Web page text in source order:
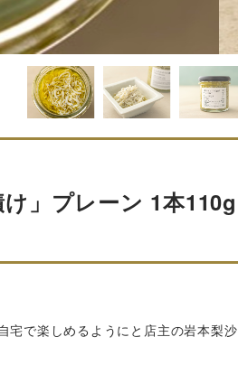
」プレーン 1本110g
宅で楽しめるようにと店主の岩本梨沙